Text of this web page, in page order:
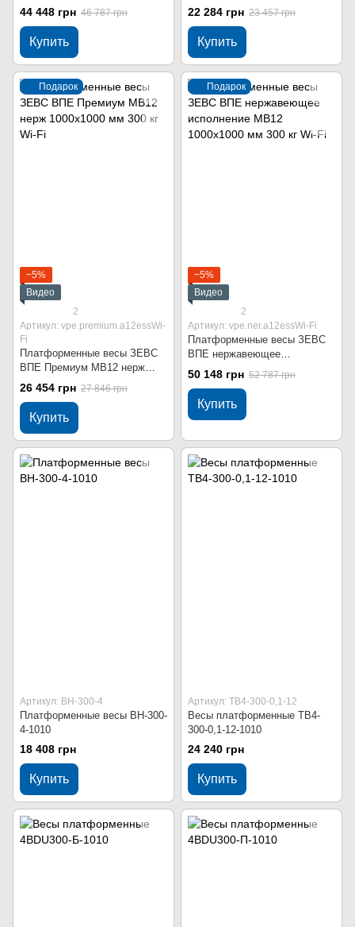
исполнение МВ12 1000x1000
мм 300 кг
44 448 грн 46 787 грн
Купить
1000x1000 мм 300 кг Wi-Fi
22 284 грн 23 457 грн
Купить
Подарок
−5%
Видео
2
Артикул: vpe.premium.a12essWi-
Fi
Платформенные весы ЗЕВС
ВПЕ Премиум МВ12 нерж
1000x1000 мм 300 кг Wi-Fi
26 454 грн 27 846 грн
Купить
Подарок
−5%
Видео
2
Артикул: vpe.ner.a12essWi-Fi
Платформенные весы ЗЕВС
ВПЕ нержавеющее
исполнение МВ12 1000x1000
мм 300 кг Wi-Fi
50 148 грн 52 787 грн
Купить
Артикул: ВН-300-4
Платформенные весы ВН-300-
4-1010
18 408 грн
Купить
Артикул: ТВ4-300-0,1-12
Весы платформенные ТВ4-
300-0,1-12-1010
24 240 грн
Купить